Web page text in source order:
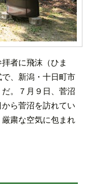
者に飛沫（ひま
、新潟・十日町市
。７月９日、菅沼
ら菅沼を訪れてい
粛な空気に包まれ